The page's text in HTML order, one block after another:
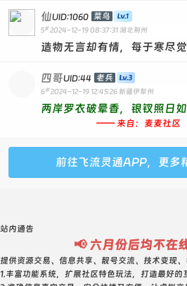
仙UID:1060 菜鸟
5# 2024-12-19 08:37:31 湖北荆州
造物无言却有情，每于寒尽觉
四哥UID:44 老兵
6# 2024-12-19 12:45:26 新疆伊犁州
两岸罗衣破晕香，银钗照日如
—— 来自：麦麦社区
前往飞流灵通APP，更多
站内通告
📢 六月份后均不在
提供资源交易、信息共享、靓号交流、技术变现
1.丰富功能系统，扩展社区特色玩法，打造最好的